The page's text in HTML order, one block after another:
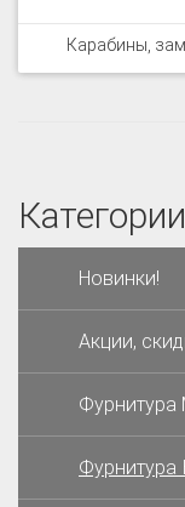
Карабины,
Категории
Новинки!
Акции,
Фурнитура
Фурнитура